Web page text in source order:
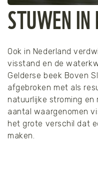
STUWEN IN
Ook in Nederland
visstand en de
Gelderse beek Boven
afgebroken met als
natuurlijke stroming
aantal waargenomen
het grote verschil dat
maken.